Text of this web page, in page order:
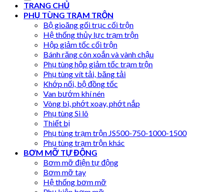
TRANG CHỦ
PHỤ TÙNG TRẠM TRỘN
Bộ gioăng gối trục cối trộn
Hệ thống thủy lực trạm trộn
Hộp giảm tốc cối trộn
Bánh răng côn xoắn và vành chậu
Phụ tùng hộp giảm tốc trạm trộn
Phụ tùng vít tải, băng tải
Khớp nối, bộ đồng tốc
Van bướm khí nén
Vòng bi, phớt xoay, phớt nắp
Phụ tùng Si lô
Thiết bị
Phụ tùng trạm trộn JS500-750-1000-1500
Phụ tùng trạm trộn khác
BƠM MỠ TỰ ĐỘNG
Bơm mỡ điện tự động
Bơm mỡ tay
Hệ thống bơm mỡ